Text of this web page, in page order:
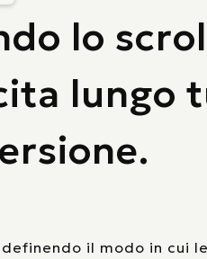
lo
lungo
il modo in cui